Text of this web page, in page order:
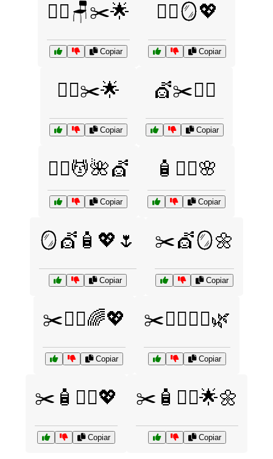
💇‍♂️🪑✂️🌟
Copiar
💇‍♂️🪞💖
Copiar
💇‍♂️✂️🌟
Copiar
💇✂️💁‍♀️
Copiar
🧖‍♀️💆🌺💇
Copiar
🧴💇‍♀️🌸
Copiar
🪞💇🧴💖🌷
Copiar
✂️💇🪞🌼
Copiar
✂️💇‍♀️🌈💖
Copiar
✂️💇‍♀️💆‍♂️🌿
Copiar
✂️🧴💆‍♀️💖
Copiar
✂️🧴💇‍♂️🌟🌼
Copiar